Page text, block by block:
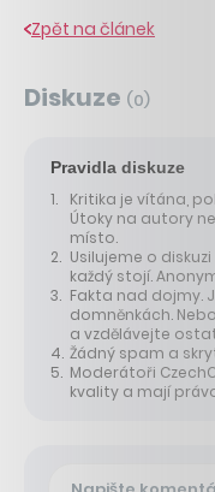
Zpět na článek
Diskuze (0)
Pravidla diskuze
Kritika je vítána,
Útoky na autory
místo.
Usilujeme o
každý stojí.
Fakta nad dojmy.
domněnkách.
a vzdělávejte
Žádný spam a
Moderátoři
kvality a mají